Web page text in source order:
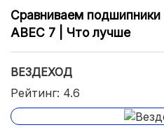
Сравниваем подшипники
ABEC 7 | Что лучше
ВЕЗДЕХОД
Рейтинг: 4.6